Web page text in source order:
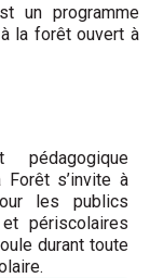
un programme
la forêt ouvert à
pédagogique
Forêt s’invite à
les publics
périscolaires
durant toute